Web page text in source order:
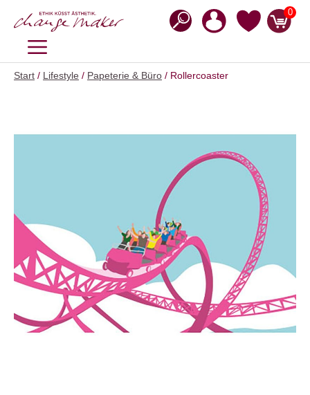
Inhalt
0
MENÜ
Start / Lifestyle / Papeterie & Büro / Rollercoaster